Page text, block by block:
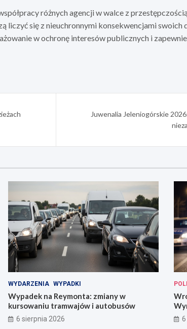
różnych agencji w walce z
liczyć się z nieuchronnymi konsekwencjami swoich
w ochronę interesów publicznych i
Juwenalia Jeleniogórskie
WYDARZENIA WYPADKI
Wypadek na Reymonta: zmiany w
kursowaniu tramwajów i autobusów
6 sierpnia 2026